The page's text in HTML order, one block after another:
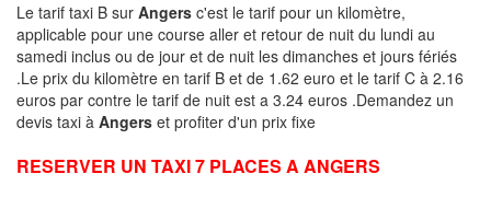
Le tarif taxi B sur Angers c'est le tarif pour un kilomètre,
applicable pour une course aller et retour de nuit du lundi au
samedi inclus ou de jour et de nuit les dimanches et jours fériés
.Le prix du kilomètre en tarif B et de 1.62 euro et le tarif C à 2.16
euros par contre le tarif de nuit est a 3.24 euros .Demandez un
devis taxi à Angers et profiter d'un prix fixe
RESERVER UN TAXI 7 PLACES A ANGERS